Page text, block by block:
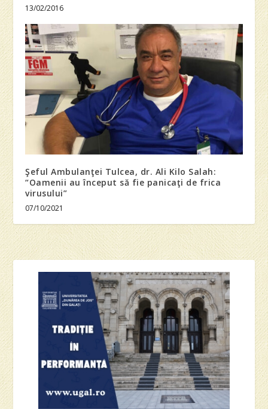
13/02/2016
Şeful Ambulanţei Tulcea, dr. Ali Kilo Salah:
“Oamenii au început să fie panicaţi de frica
virusului”
07/10/2021